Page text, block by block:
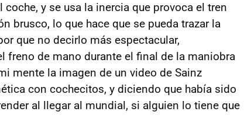
y se usa la inercia que provoca el tren
brusco, lo que hace que se pueda trazar la
que no decirlo más espectacular,
freno de mano durante el final de la maniobra
mente la imagen de un video de Sainz
con cochecitos, y diciendo que había sido
al llegar al mundial, si alguien lo tiene que